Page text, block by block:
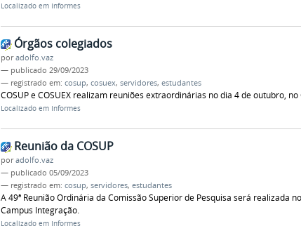
Localizado em Informes
Órgãos colegiados
poradolfo.vaz
— publicado 29/09/2023
— registrado em: cosup, cosuex, servidores, estudantes
COSUP e COSUEX realizam reuniões extraordinárias no dia 4 de outubro,
Localizado em Informes
Reunião da COSUP
poradolfo.vaz
— publicado 05/09/2023
— registrado em: cosup, servidores, estudantes
A 49ª Reunião Ordinária da Comissão Superior de Pesquisa será realizada
Campus Integração.
Localizado em Informes